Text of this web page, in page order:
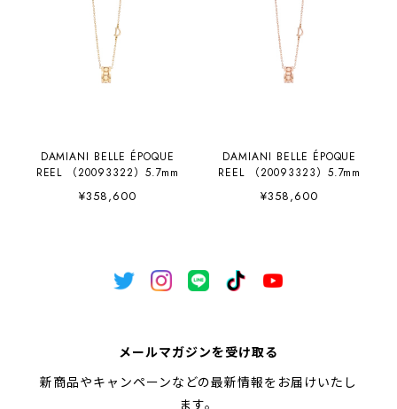
DAMIANI BELLE ÉPOQUE
REEL （20093322）5.7mm
¥358,600
DAMIANI BELLE ÉPOQUE
REEL （20093323）5.7mm
¥358,600
メールマガジンを受け取る
新商品やキャンペーンなどの最新情報をお届けいたし
ます。